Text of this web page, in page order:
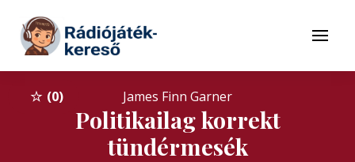
Tovább a tartalomhoz
Menü
0 James Finn Garner
Politikailag korrekt
tündérmesék